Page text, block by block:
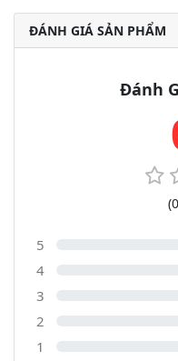
ĐÁNH GIÁ SẢN PHẨM
Đánh
5
4
3
2
1